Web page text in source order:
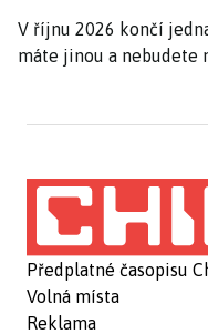
V říjnu 2026 končí
máte jinou a nebudete
Předplatné časopisu
Volná místa
Reklama